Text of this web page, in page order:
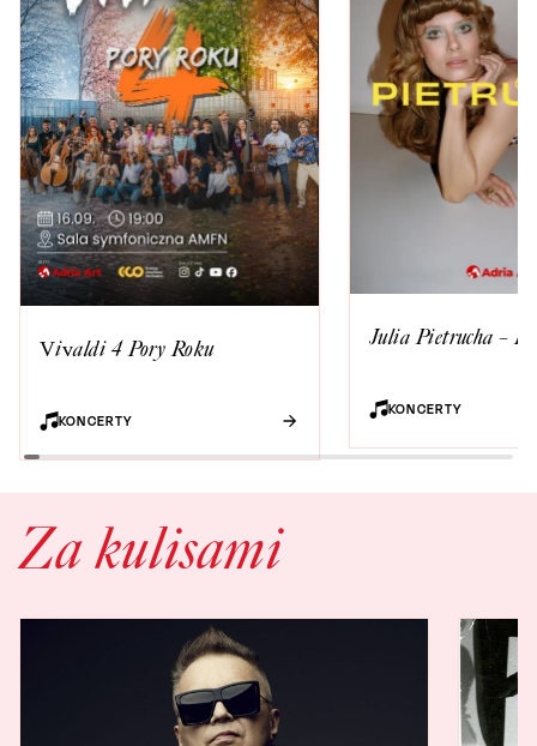
Vivaldi 4 Pory Roku
KONCERTY
Julia Pietrucha –
KONCERTY
Za kulisami